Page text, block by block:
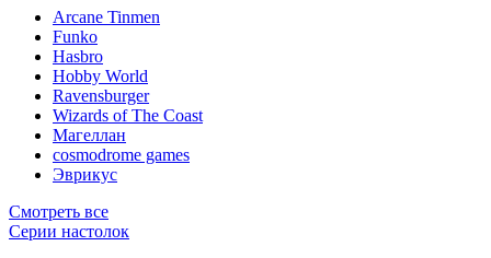
Arcane Tinmen
Funko
Hasbro
Hobby World
Ravensburger
Wizards of The Coast
Магеллан
сosmodrome games
Эврикус
Смотреть все
Серии настолок